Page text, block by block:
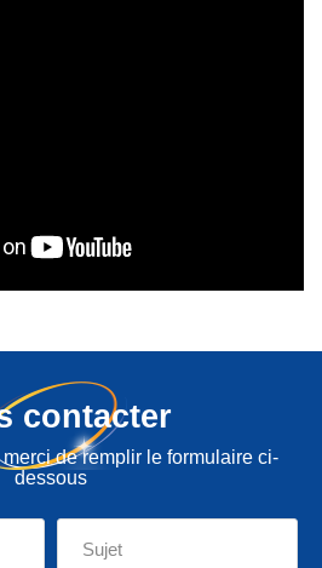
contacter
de remplir le formulaire ci-
dessous